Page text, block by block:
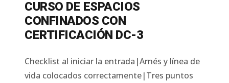
CURSO DE ESPACIOS
CONFINADOS CON
CERTIFICACIÓN DC-3
Checklist al iniciar la entrada|Arnés y línea de
vida colocados correctamente|Tres puntos